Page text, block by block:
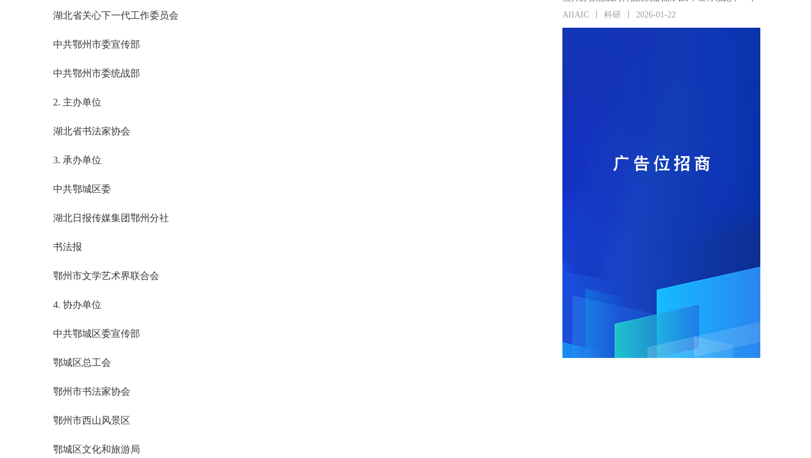
湖北省关心下一代工作委员会
中共鄂州市委宣传部
中共鄂州市委统战部
2. 主办单位
湖北省书法家协会
3. 承办单位
中共鄂城区委
湖北日报传媒集团鄂州分社
书法报
鄂州市文学艺术界联合会
4. 协办单位
中共鄂城区委宣传部
鄂城区总工会
鄂州市书法家协会
鄂州市西山风景区
鄂城区文化和旅游局
AIIAIC 科研 2026-01-22